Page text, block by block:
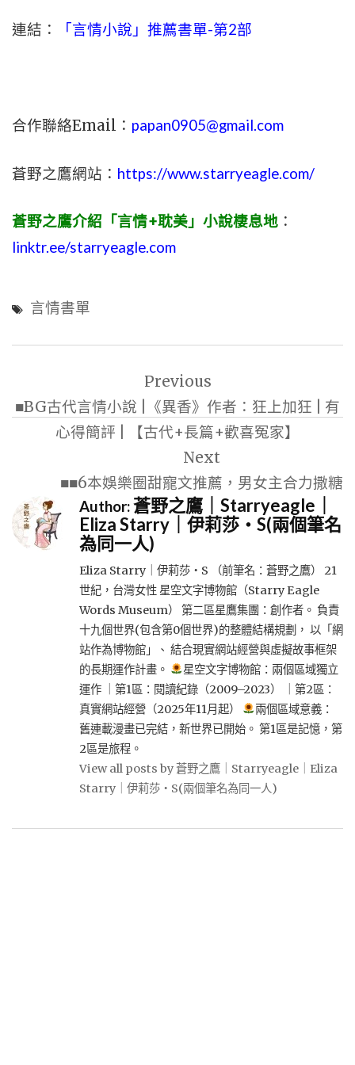
連結： 「言情小說」推薦書單-第2部
合作聯絡Email： papan0905@gmail.com
蒼野之鷹網站： https://www.starryeagle.com/
蒼野之鷹介紹「言情+耽美」小說棲息地 ：
linktr.ee/starryeagle.com
言情書單
導
Previous
■BG古代言情小說 |《異香》作者：狂上加狂 | 有
心得簡評 | 【古代+長篇+歡喜冤家】
Next
■■6本娛樂圈甜寵文推薦，男女主合力撒糖
Author:蒼野之鷹｜Starryeagle｜
Eliza Starry｜伊莉莎・S(兩個筆名
為同一人)
Eliza Starry｜伊莉莎・S （前筆名：蒼野之鷹） 21
世紀，台灣女性 星空文字博物館（Starry Eagle
Words Museum） 第二區星鷹集團：創作者。 負責
十九個世界(包含第0個世界)的整體結構規劃， 以「網
站作為博物館」、 結合現實網站經營與虛擬故事框架
的長期運作計畫。
星空文字博物館：兩個區域獨立
運作 ｜第1區：閱讀紀錄（2009–2023） ｜第2區：
真實網站經營（2025年11月起）
兩個區域意義：
舊連載漫畫已完結，新世界已開始。 第1區是記憶，第
2區是旅程。
View all posts by 蒼野之鷹｜Starryeagle｜Eliza
Starry｜伊莉莎・S(兩個筆名為同一人)